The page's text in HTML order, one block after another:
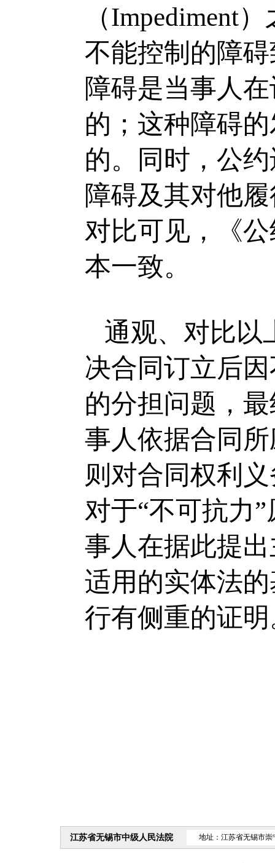
（Impediment
不能控制的障
障碍是当事人
的；这种障碍
的。同时，公
障碍及其对他
对比可见，《
本一致。
通观、对比以
决合同订立后
的分担问题，
事人依据合同
则对合同权利
对于“不可抗力
事人在据此提
适用的实体法
行有侧重的证
江苏省无锡市中级人民法院 地址：江苏省无锡市崇